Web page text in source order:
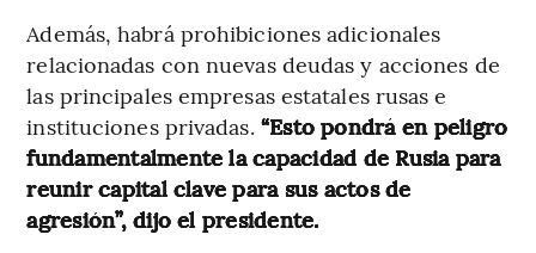
Además, habrá prohibiciones adicionales
relacionadas con nuevas deudas y acciones de
las principales empresas estatales rusas e
instituciones privadas. “Esto pondrá en peligro
fundamentalmente la capacidad de Rusia para
reunir capital clave para sus actos de
agresión”, dijo el presidente.